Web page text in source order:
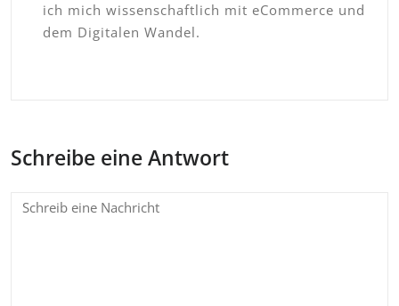
ich mich wissenschaftlich mit eCommerce und
dem Digitalen Wandel.
Schreibe eine Antwort